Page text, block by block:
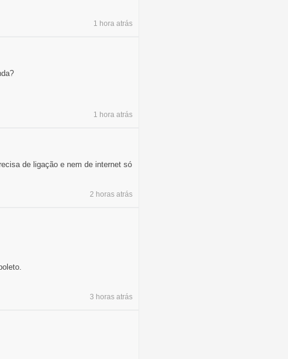
1 hora atrás
1 hora atrás
de ligação e nem de internet só
2 horas atrás
3 horas atrás